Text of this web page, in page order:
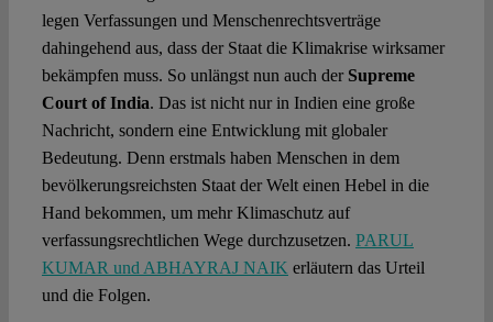
legen Verfassungen und Menschenrechtsverträge
dahingehend aus, dass der Staat die Klimakrise wirksamer
bekämpfen muss. So unlängst nun auch der Supreme
Court of India. Das ist nicht nur in Indien eine große
Nachricht, sondern eine Entwicklung mit globaler
Bedeutung. Denn erstmals haben Menschen in dem
bevölkerungsreichsten Staat der Welt einen Hebel in die
Hand bekommen, um mehr Klimaschutz auf
verfassungsrechtlichen Wege durchzusetzen. PARUL
KUMAR und ABHAYRAJ NAIK erläutern das Urteil
und die Folgen.